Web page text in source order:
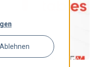
Ablehnen